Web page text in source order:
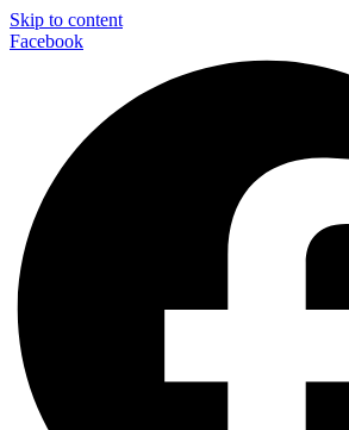
Skip to content
Facebook